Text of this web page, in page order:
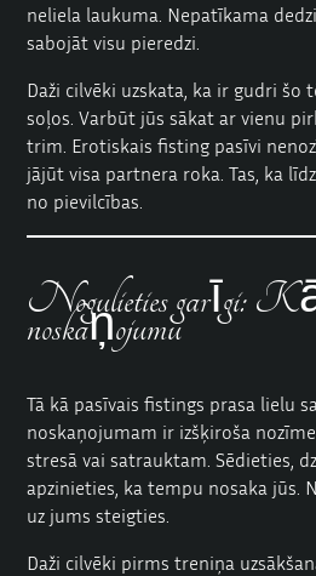
neliela laukuma. Nepatīkama
sabojāt visu pieredzi.
Daži cilvēki uzskata, ka ir gudri šo
soļos. Varbūt jūs sākat ar vienu
trim. Erotiskais fisting pasīvi
jājūt visa partnera roka. Tas, ka
no pievilcības.
Nogulieties garīgi: Kā
noskaņojumu
Tā kā pasīvais fistings prasa lielu
noskaņojumam ir izšķiroša
stresā vai satrauktam. Sēdieties,
apzinieties, ka tempu nosaka jūs.
uz jums steigties.
Daži cilvēki pirms treniņa